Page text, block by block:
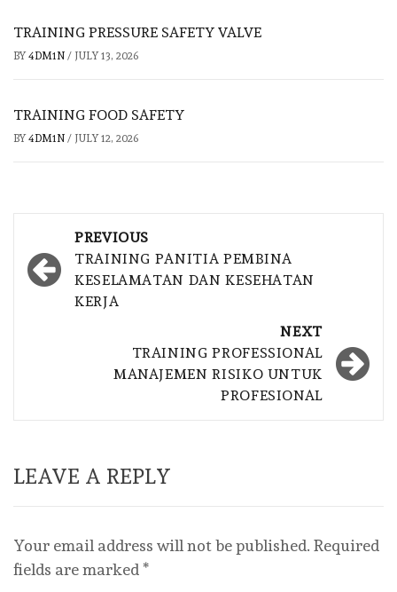
TRAINING PRESSURE SAFETY VALVE
BY 4DM1N / JULY 13, 2026
TRAINING FOOD SAFETY
BY 4DM1N / JULY 12, 2026
navigation
PREVIOUS
TRAINING PANITIA PEMBINA
KESELAMATAN DAN KESEHATAN
KERJA
NEXT
TRAINING PROFESSIONAL
MANAJEMEN RISIKO UNTUK
PROFESIONAL
LEAVE A REPLY
Your email address will not be published. Required
fields are marked*